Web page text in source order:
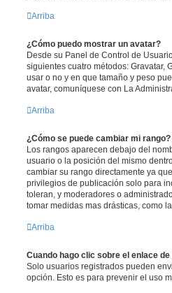
Arriba
¿Cómo puedo mostrar un avatar?
Desde su Panel de Control de
siguientes cuatro métodos: Gravatar,
usar o no y en que tamaño y peso
avatar, comuníquese con La
Arriba
¿Cómo se puede cambiar mi rango?
Los rangos aparecen debajo del
usuario o la posición del mismo
cambiar su rango directamente ya
privilegios de publicación solo para
toleran, y moderadores o
tomar medidas mas drásticas, como
Arriba
Cuando hago clic sobre el enlace
Solo usuarios registrados pueden
opción. Esto es para prevenir el uso